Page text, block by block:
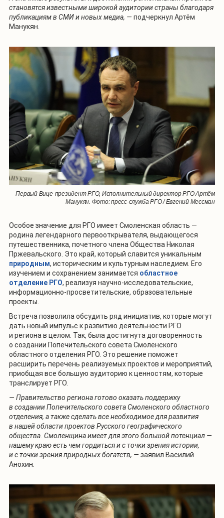
становятся известными широкой аудитории страны благодаря
публикациям в СМИ и новых медиа, — подчеркнул Артём
Манукян.
Первый Вице-президент РГО, Исполнительный директор РГО Артём
Манукян. Фото: пресс-служба РГО / Евгений Мессман
Особое значение для РГО имеет Смоленская область —
родина легендарного первооткрывателя, выдающегося
путешественника, почетного члена Общества Николая
Пржевальского. Это край, который славится уникальным
природным, историческим и культурным наследием. Его
изучением и сохранением занимается областное
отделение РГО, реализуя научно-исследовательские,
информационно-просветительские, образовательные
проекты.
Встреча позволила обсудить ряд инициатив, которые могут
дать новый импульс к развитию деятельности РГО
и региона в целом. Так, была достигнута договоренность
о создании Попечительского совета Смоленского
областного отделения РГО. Это решение поможет
расширить перечень реализуемых проектов и мероприятий,
приобщая все большую аудиторию к ценностям, которые
транслирует РГО.
— Правительство региона готово оказать поддержку
в создании Попечительского совета Смоленского областного
отделения, а также сделать все необходимое для развития
в нашей области проектов Русского географического
общества. Смоленщина имеет для этого большой потенциал —
нашему краю есть чем гордиться и с точки зрения истории,
и с точки зрения природных богатств, — заявил Василий
Анохин.